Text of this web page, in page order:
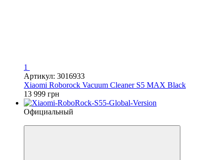
1
Артикул: 3016933
Xiaomi Roborock Vacuum Cleaner S5 MAX Black
13 999 грн
Официальный